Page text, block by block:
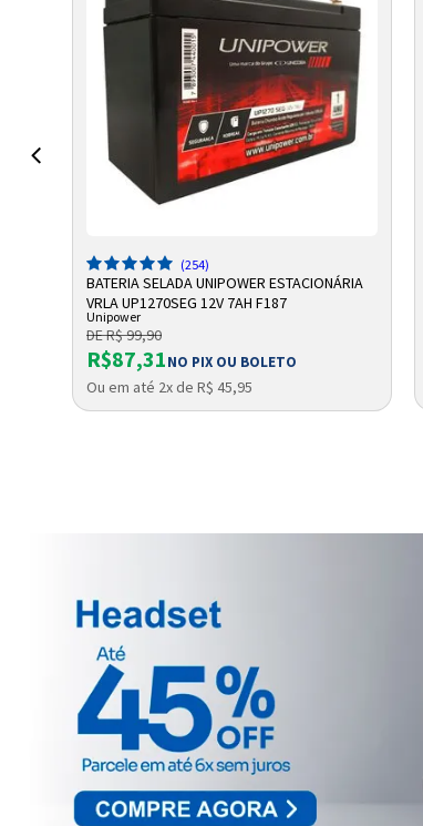
ADICIONAR A SACOLA
(254)
BATERIA SELADA UNIPOWER ESTACIONÁRIA
VRLA UP1270SEG 12V 7AH F187
Unipower
DE R$ 99,90
R$87,31NO PIX OU BOLETO
Ou em até 2x de R$ 45,95